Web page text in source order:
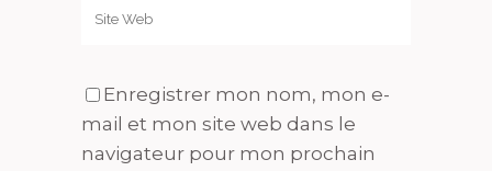
Enregistrer mon nom, mon e-
mail et mon site web dans le
navigateur pour mon prochain